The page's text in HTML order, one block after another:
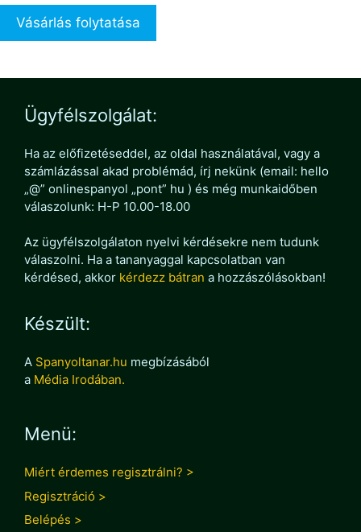
Vásárlás folytatása
Ügyfélszolgálat:
Ha az előfizetéseddel, az oldal használatával, vagy a
számlázással akad problémád, írj nekünk (email: hello
„@” onlinespanyol „pont” hu ) és még munkaidőben
válaszolunk: H-P 10.00-18.00
Az ügyfélszolgálaton nyelvi kérdésekre nem tudunk
válaszolni. Ha a tananyaggal kapcsolatban van
kérdésed, akkor kérdezz bátran a hozzászólásokban!
Készült:
A Spanyoltanar.hu megbízásából
a Média Irodában.
Menü:
Miért érdemes regisztrálni? >
Regisztráció >
Belépés >